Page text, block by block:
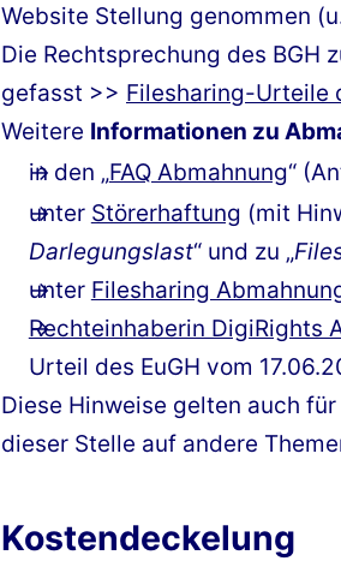
Website Stellung genommen
Die Rechtsprechung des BGH
gefasst >> Filesharing-Urteile
Weitere Informationen zu
in den „FAQ Abmahnung“
unter Störerhaftung (mit
Darlegungslast“ und zu „
unter Filesharing
Rechteinhaberin DigiRights
Urteil des EuGH vom
Diese Hinweise gelten auch
dieser Stelle auf andere
Kostendeckelung